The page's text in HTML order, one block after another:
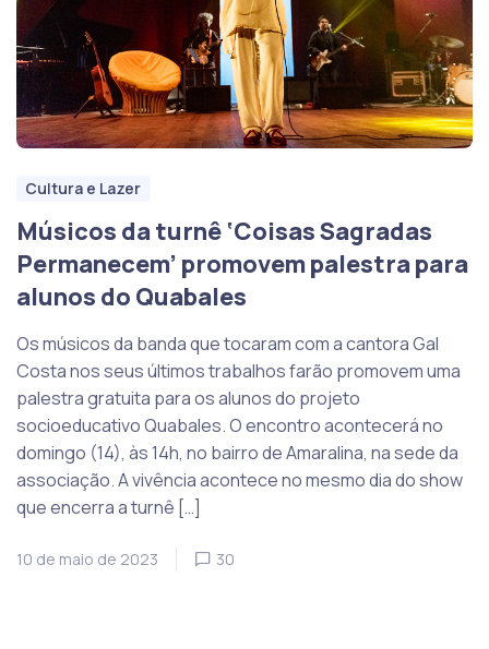
Cultura e Lazer
Músicos da turnê ‘Coisas Sagradas
Permanecem’ promovem palestra para
alunos do Quabales
Os músicos da banda que tocaram com a cantora Gal
Costa nos seus últimos trabalhos farão promovem uma
palestra gratuita para os alunos do projeto
socioeducativo Quabales. O encontro acontecerá no
domingo (14), às 14h, no bairro de Amaralina, na sede da
associação. A vivência acontece no mesmo dia do show
que encerra a turnê […]
10 de maio de 2023 30